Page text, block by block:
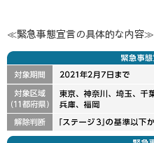
≪緊急事態宣言の具体的な内容≫